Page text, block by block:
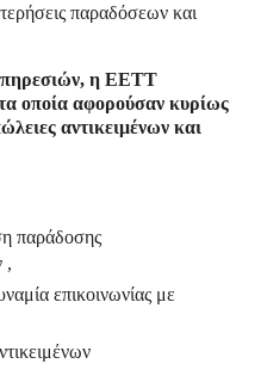
παραδόσεων και
η ΕΕΤΤ
οποία αφορούσαν κυρίως
αντικειμένων και
παράδοσης
,
επικοινωνίας με